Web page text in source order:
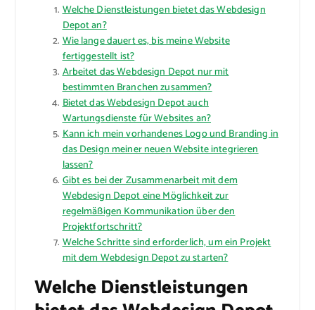
Welche Dienstleistungen bietet das Webdesign
Depot an?
Wie lange dauert es, bis meine Website
fertiggestellt ist?
Arbeitet das Webdesign Depot nur mit
bestimmten Branchen zusammen?
Bietet das Webdesign Depot auch
Wartungsdienste für Websites an?
Kann ich mein vorhandenes Logo und Branding in
das Design meiner neuen Website integrieren
lassen?
Gibt es bei der Zusammenarbeit mit dem
Webdesign Depot eine Möglichkeit zur
regelmäßigen Kommunikation über den
Projektfortschritt?
Welche Schritte sind erforderlich, um ein Projekt
mit dem Webdesign Depot zu starten?
Welche Dienstleistungen